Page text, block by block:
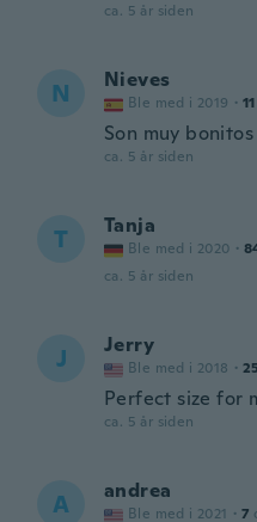
ca. 5 år siden
N Nieves
Ble med i 2019 · 11
Son muy
ca. 5 år siden
T Tanja
Ble med i 2020 ·
ca. 5 år siden
J Jerry
Ble med i 2018 · 25
Perfect size for
ca. 5 år siden
A andrea
Ble med i 2021 · 7